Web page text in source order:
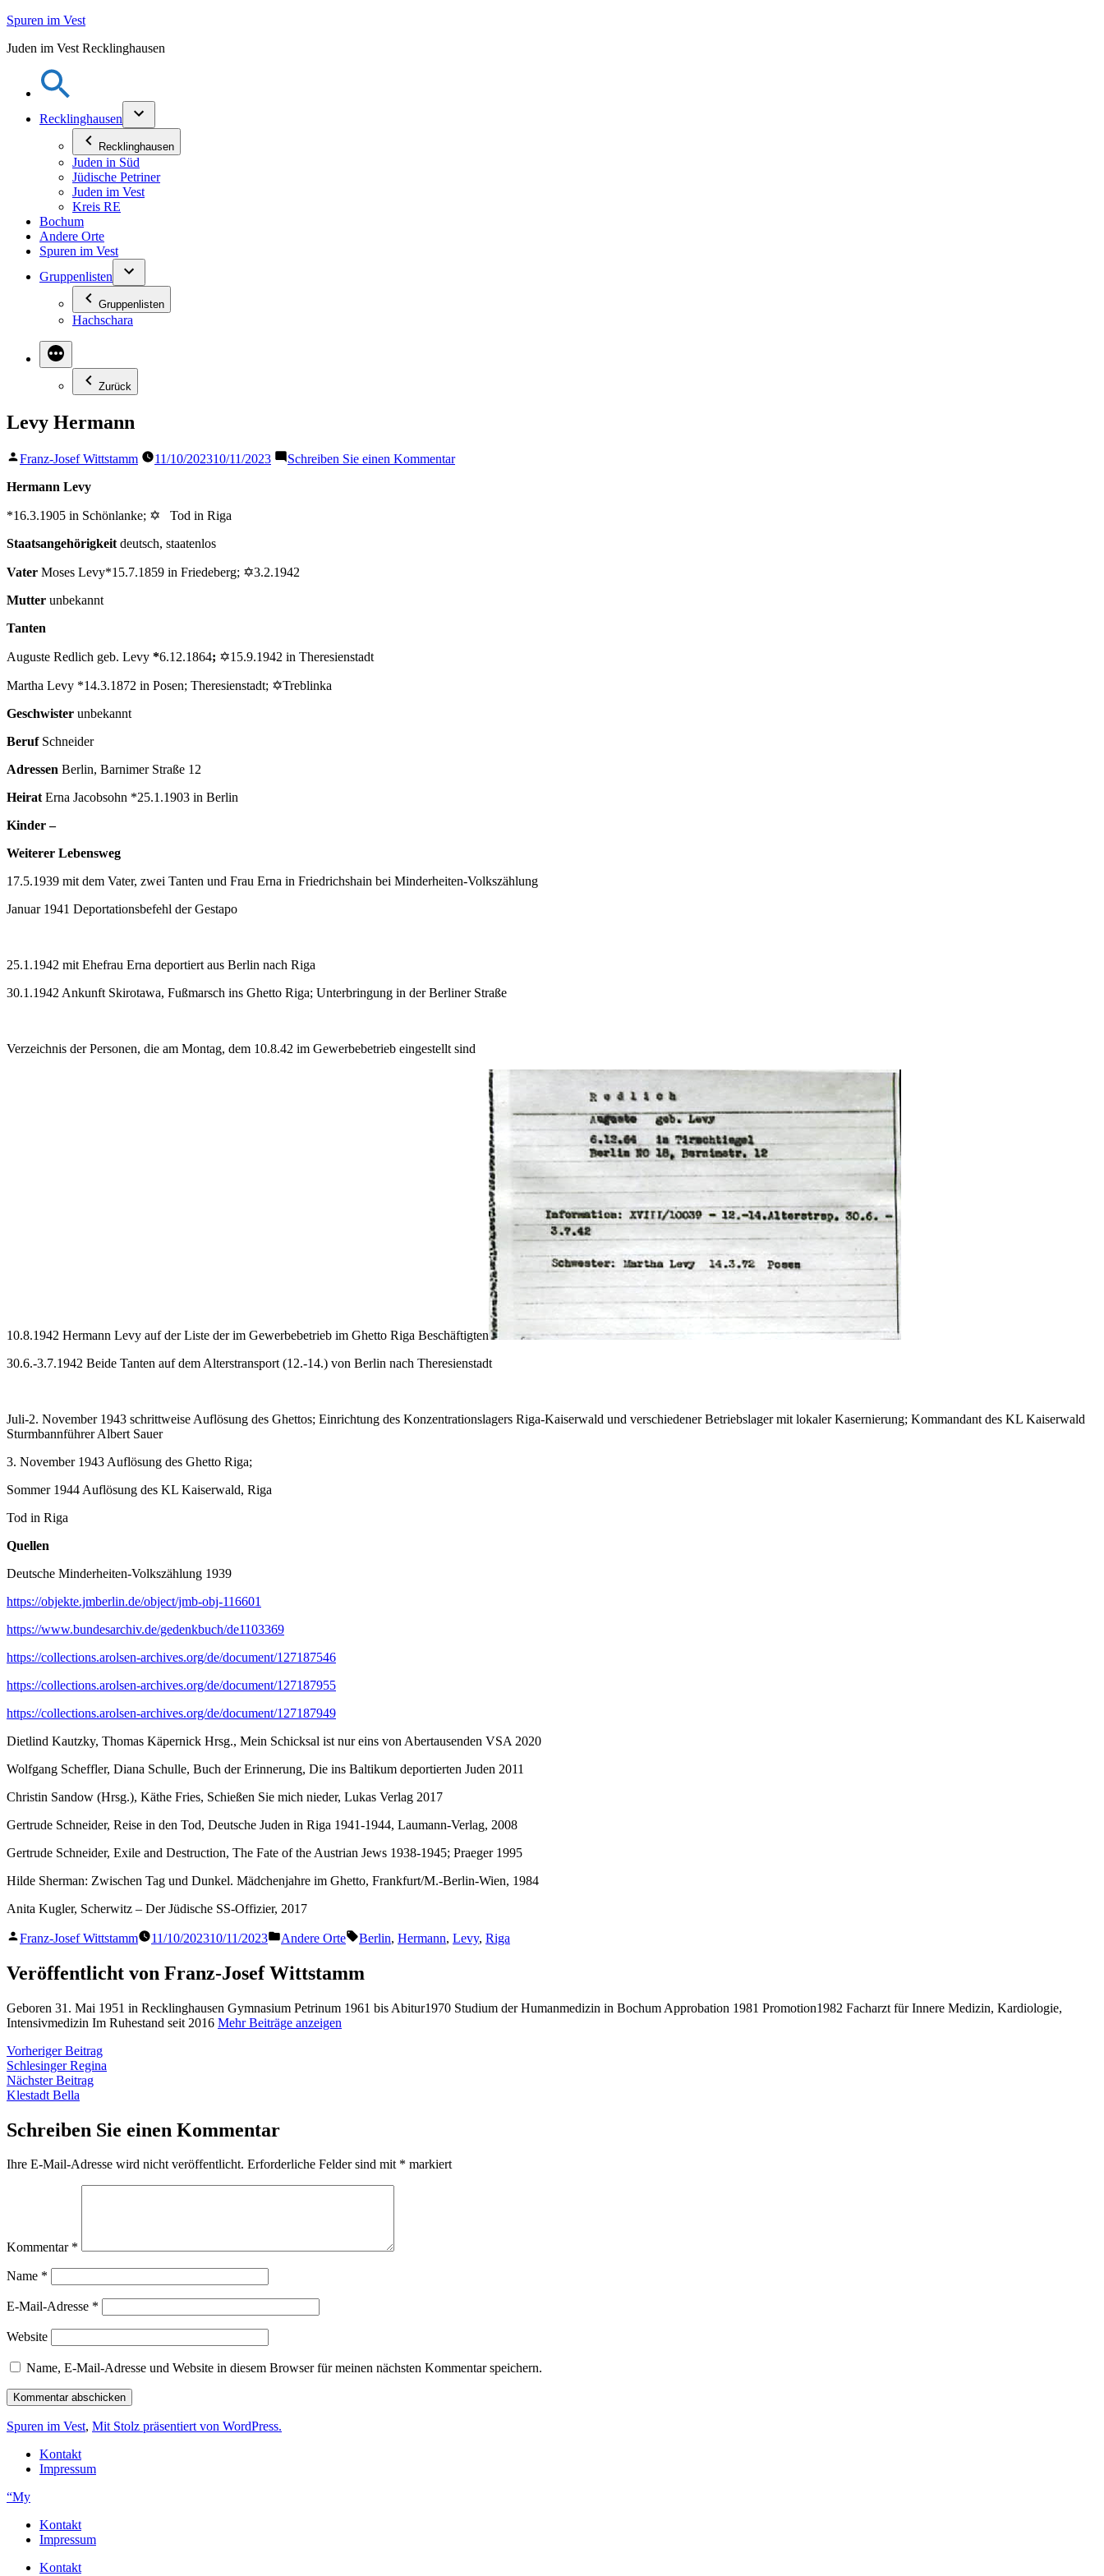
Zum
springen
Spuren im Vest
Juden im Vest Recklinghausen
Recklinghausen
Recklinghausen
Juden in Süd
Jüdische Petriner
Juden im Vest
Kreis RE
Bochum
Andere Orte
Spuren im Vest
Gruppenlisten
Gruppenlisten
Hachschara
Zurück
Levy Hermann
Veröffentlicht
Franz-Josef Wittstamm 11/10/202310/11/2023 Schreiben Sie einen Kommentarzu
Hermann Levy
*16.3.1905 in Schönlanke; ✡ Tod in Riga
Staatsangehörigkeit deutsch, staatenlos
Vater Moses Levy*15.7.1859 in Friedeberg; ✡3.2.1942
Mutter unbekannt
Tanten
Auguste Redlich geb. Levy *6.12.1864; ✡15.9.1942 in Theresienstadt
Martha Levy *14.3.1872 in Posen; Theresienstadt; ✡Treblinka
Geschwister unbekannt
Beruf Schneider
Adressen Berlin, Barnimer Straße 12
Heirat Erna Jacobsohn *25.1.1903 in Berlin
Kinder –
Weiterer Lebensweg
17.5.1939 mit dem Vater, zwei Tanten und Frau Erna in Friedrichshain bei Minderheiten-Volkszählung
Januar 1941 Deportationsbefehl der Gestapo
25.1.1942 mit Ehefrau Erna deportiert aus Berlin nach Riga
30.1.1942 Ankunft Skirotawa, Fußmarsch ins Ghetto Riga; Unterbringung in der Berliner Straße
Verzeichnis der Personen, die am Montag, dem 10.8.42 im Gewerbebetrieb eingestellt sind
10.8.1942 Hermann Levy auf der Liste der im Gewerbebetrieb im Ghetto Riga Beschäftigten
30.6.-3.7.1942 Beide Tanten auf dem Alterstransport (12.-14.) von Berlin nach Theresienstadt
Juli-2. November 1943 schrittweise Auflösung des Ghettos; Einrichtung des Konzentrationslagers Riga-Kaiserwald und verschiedener Betriebslager mit lokaler Kasernierung; Kommandant des KL Kaiserwald
Sturmbannführer Albert Sauer
3. November 1943 Auflösung des Ghetto Riga;
Sommer 1944 Auflösung des KL Kaiserwald, Riga
Tod in Riga
Quellen
Deutsche Minderheiten-Volkszählung 1939
https://objekte.jmberlin.de/object/jmb-obj-116601
https://www.bundesarchiv.de/gedenkbuch/de1103369
https://collections.arolsen-archives.org/de/document/127187546
https://collections.arolsen-archives.org/de/document/127187955
https://collections.arolsen-archives.org/de/document/127187949
Dietlind Kautzky, Thomas Käpernick Hrsg., Mein Schicksal ist nur eins von Abertausenden VSA 2020
Wolfgang Scheffler, Diana Schulle, Buch der Erinnerung, Die ins Baltikum deportierten Juden 2011
Christin Sandow (Hrsg.), Käthe Fries, Schießen Sie mich nieder, Lukas Verlag 2017
Gertrude Schneider, Reise in den Tod, Deutsche Juden in Riga 1941-1944, Laumann-Verlag, 2008
Gertrude Schneider, Exile and Destruction, The Fate of the Austrian Jews 1938-1945; Praeger 1995
Hilde Sherman: Zwischen Tag und Dunkel. Mädchenjahre im Ghetto, Frankfurt/M.-Berlin-Wien, 1984
Anita Kugler, Scherwitz – Der Jüdische SS-Offizier, 2017
Veröffentlicht
Franz-Josef Wittstamm 11/10/202310/11/2023
Veröffentlicht
Andere Orte Schlagwörter:
Berlin, Hermann, Levy, Riga
Veröffentlicht von Franz-Josef Wittstamm
Geboren 31. Mai 1951 in Recklinghausen Gymnasium Petrinum 1961 bis Abitur1970 Studium der Humanmedizin in Bochum Approbation 1981 Promotion1982 Facharzt für Innere Medizin, Kardiologie,
Intensivmedizin Im Ruhestand seit 2016 Mehr Beiträge anzeigen
Beitragsnavigation
Vorheriger BeitragVorheriger
Beitrag:
Schlesinger Regina
Nächster BeitragNächster
Klestadt Bella
Schreiben Sie einen Kommentar
Ihre E-Mail-Adresse wird nicht veröffentlicht. Erforderliche Felder sind mit * markiert
Kommentar *
Name *
E-Mail-Adresse *
Website
Name, E-Mail-Adresse und Website in diesem Browser für meinen nächsten Kommentar speichern.
Spuren im Vest, Mit Stolz präsentiert von WordPress.
Kontakt
Impressum
“My
Kontakt
Impressum
Kontakt